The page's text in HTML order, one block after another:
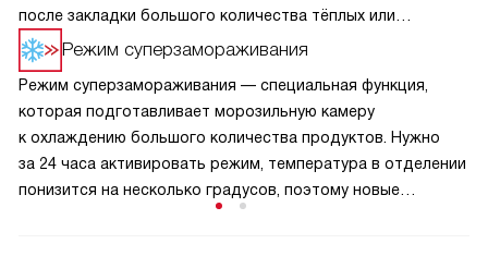
после закладки большого количества тёплых или
комнатных продуктов — он быстро снижает температуру,
предотвращая порчу и сохраняя свежесть. FastCooling
автоматически отключается через заданное время
(обычно 2–6 часов), возвращая технику к обычному
энергоэффективному режиму. Эта функция помогает
поддерживать оптимальный микроклимат.
Режим суперзамораживания
Режим суперзамораживания — специальная функция,
которая подготавливает морозильную камеру
к охлаждению большого количества продуктов. Нужно
за 24 часа активировать режим, температура в отделении
понизится на несколько градусов, поэтому новые